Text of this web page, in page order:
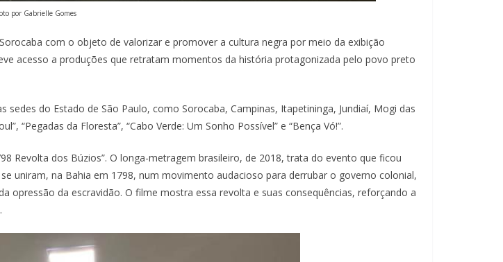
por Gabrielle Gomes
com o objeto de valorizar e promover a cultura negra por meio da exibição
acesso a produções que retratam momentos da história protagonizada pelo povo preto
do Estado de São Paulo, como Sorocaba, Campinas, Itapetininga, Jundiaí, Mogi das
“Pegadas da Floresta”, “Cabo Verde: Um Sonho Possível” e “Bença Vó!”.
Revolta dos Búzios”. O longa-metragem brasileiro, de 2018, trata do evento que ficou
uniram, na Bahia em 1798, num movimento audacioso para derrubar o governo colonial,
opressão da escravidão. O filme mostra essa revolta e suas consequências, reforçando a